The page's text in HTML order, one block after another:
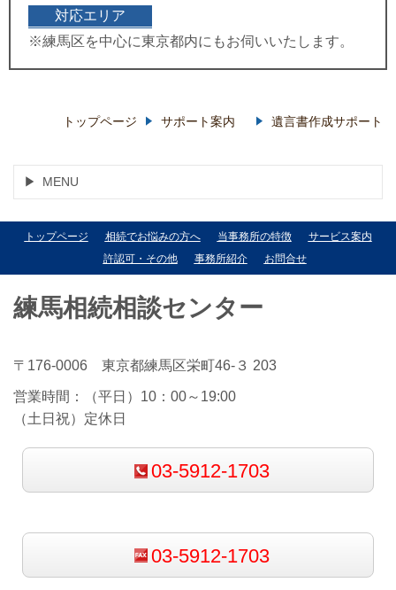
対応エリア
※練馬区を中心に東京都内にもお伺いいたします。
トップページ サポート案内 遺言書作成サポート
MENU
トップページ 相続でお悩みの方へ 当事務所の特徴
サービス案内
許認可・その他
事務所紹介 お問合せ
練馬相続相談センター
〒176-0006 東京都練馬区栄町46-３ 203
営業時間：（平日）10：00～19:00
（土日祝）定休日
03-5912-1703
03-5912-1703